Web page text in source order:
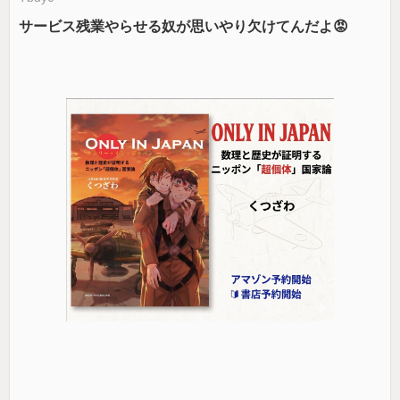
サービス残業やらせる奴が思いやり欠けてんだよ😡